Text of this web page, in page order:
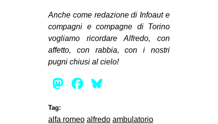
Anche come redazione di Infoaut e
compagni e compagne di Torino
vogliamo ricordare Alfredo, con
affetto, con rabbia, con i nostri
pugni chiusi al cielo!
Mastodon
Facebook
Tag:
alfa romeo alfredo ambulatorio